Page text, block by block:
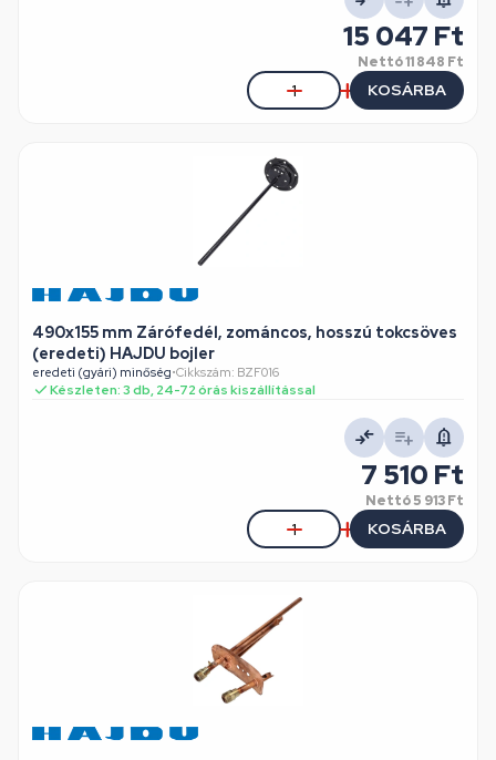
15 047 Ft
Nettó11 848 Ft
KOSÁRBA
490x155 mm Zárófedél, zománcos, hosszú tokcsöves
(eredeti) HAJDU bojler
eredeti (gyári) minőség•Cikkszám: BZF016
Készleten: 3 db, 24-72 órás kiszállítással
7 510 Ft
Nettó5 913 Ft
KOSÁRBA